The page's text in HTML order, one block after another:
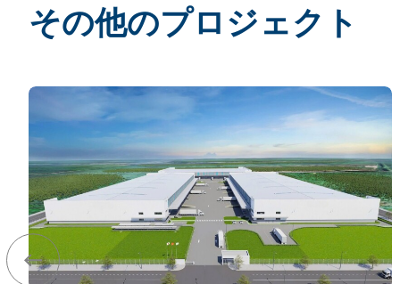
その他のプロジェクト